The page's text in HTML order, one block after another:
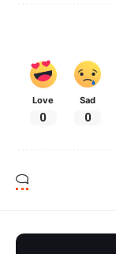
Love
0
Sad
0